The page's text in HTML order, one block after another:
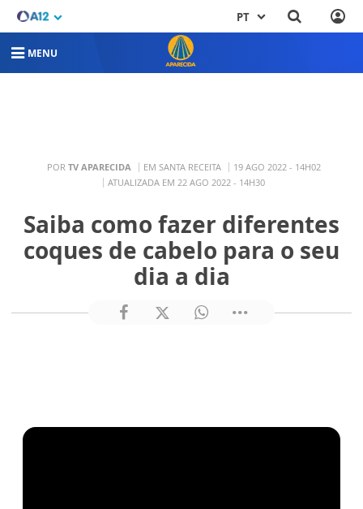
PT
MENU
POR TV APARECIDA EM SANTA RECEITA
19 AGO 2022 - 14H02
ATUALIZADA EM 22 AGO 2022 - 14H30
Saiba como fazer diferentes
coques de cabelo para o seu
dia a dia